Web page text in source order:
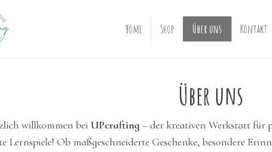
Home Shop Über uns Kontakt
Über uns
willkommen bei UPcrafting– der kreativen Werkstatt für
Lernspiele! Ob maßgeschneiderte Geschenke, besondere